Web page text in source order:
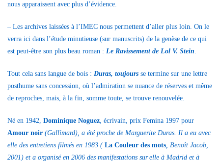
nous apparaissent avec plus d’évidence.
– Les archives laissées à l’IMEC nous permettent d’aller plus loin. On le
verra ici dans l’étude minutieuse (sur manuscrits) de la genèse de ce qui
est peut-être son plus beau roman : Le Ravissement de Lol V. Stein.
Tout cela sans langue de bois : Duras, toujours se termine sur une lettre
posthume sans concession, où l’admiration se nuance de réserves et même
de reproches, mais, à la fin, somme toute, se trouve renouvelée.
Né en 1942, Dominique Noguez, écrivain, prix Femina 1997 pour
Amour noir (Gallimard), a été proche de Marguerite Duras. Il a eu avec
elle des entretiens filmés en 1983 ( La Couleur des mots, Benoît Jacob,
2001) et a organisé en 2006 des manifestations sur elle à Madrid et à